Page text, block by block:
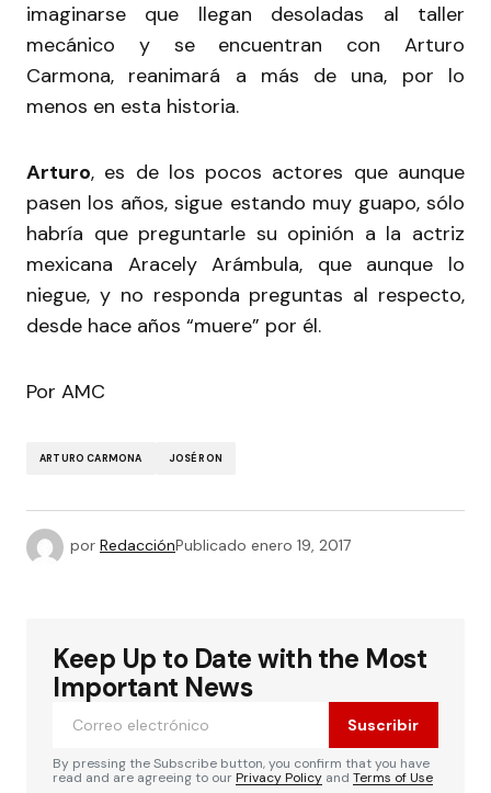
imaginarse que llegan desoladas al taller
mecánico y se encuentran con Arturo
Carmona, reanimará a más de una, por lo
menos en esta historia.
Arturo, es de los pocos actores que aunque
pasen los años, sigue estando muy guapo, sólo
habría que preguntarle su opinión a la actriz
mexicana Aracely Arámbula, que aunque lo
niegue, y no responda preguntas al respecto,
desde hace años “muere” por él.
Por AMC
ARTURO CARMONA JOSÉ RON
por RedacciónPublicado enero 19, 2017
Keep Up to Date with the Most
Important News
Suscribir
By pressing the Subscribe button, you confirm that you have
read and are agreeing to ourPrivacy Policy and Terms of Use